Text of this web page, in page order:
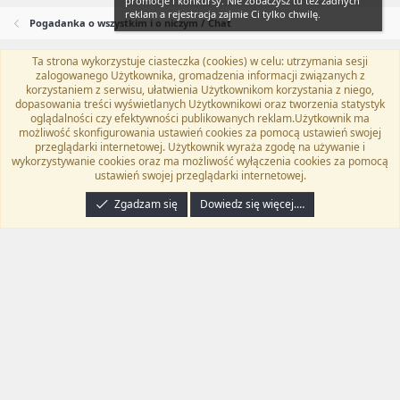
Pogadanka o wszystkim i o niczym / Chat
Flat Awesome + (Parent DO NOT EDIT)
Polski (PL)
Kontakt
Regulamin Polityka prywatności Pomoc
TwitterKontakt
RSS
Community platform by XenForo® © 2010-2024 XenForo Ltd.
programyzadarmo.net.pl . | Xenforo Add-ons
Email Check by MPM.PM
reklam a rejestracja zajmie Ci tylko chwilę.
Ta strona wykorzystuje ciasteczka (cookies) w celu: utrzymania sesji
zalogowanego Użytkownika, gromadzenia informacji związanych z
korzystaniem z serwisu, ułatwienia Użytkownikom korzystania z niego,
dopasowania treści wyświetlanych Użytkownikowi oraz tworzenia statystyk
oglądalności czy efektywności publikowanych reklam.Użytkownik ma
możliwość skonfigurowania ustawień cookies za pomocą ustawień swojej
przeglądarki internetowej. Użytkownik wyraża zgodę na używanie i
wykorzystywanie cookies oraz ma możliwość wyłączenia cookies za pomocą
ustawień swojej przeglądarki internetowej.
Zgadzam się
Dowiedz się więcej.…